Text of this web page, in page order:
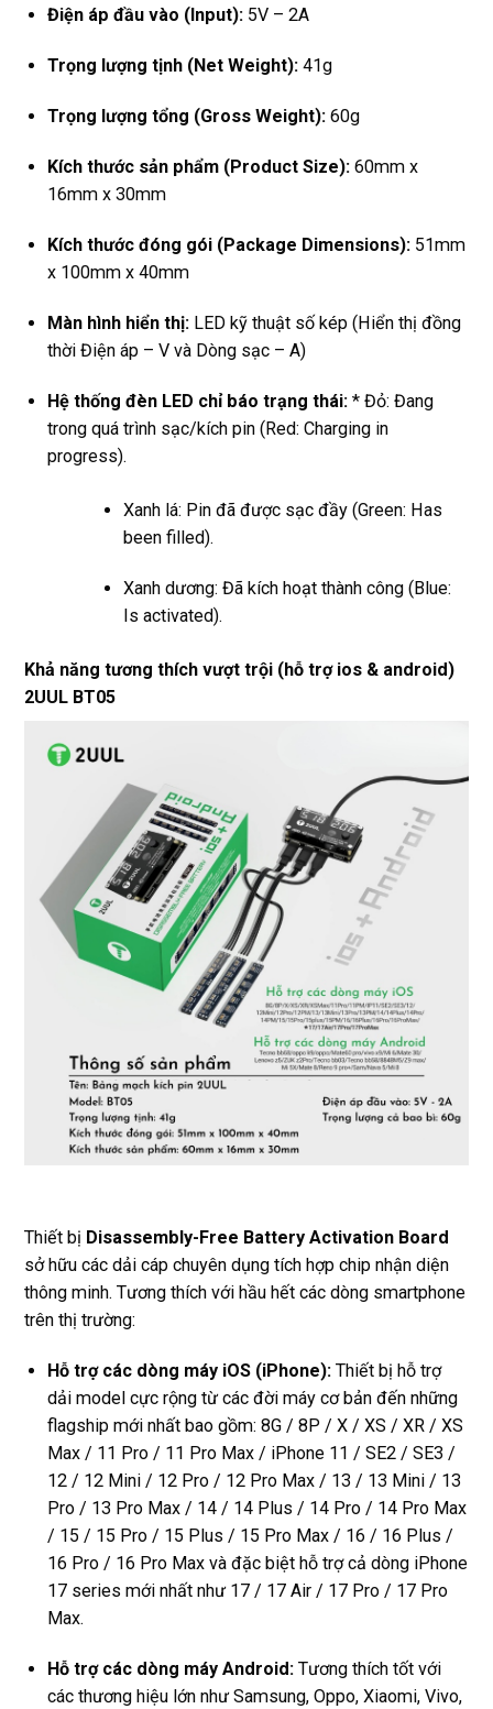
Điện áp đầu vào (Input): 5V – 2A
Trọng lượng tịnh (Net Weight): 41g
Trọng lượng tổng (Gross Weight): 60g
Kích thước sản phẩm (Product Size): 60mm x
16mm x 30mm
Kích thước đóng gói (Package Dimensions): 51mm
x 100mm x 40mm
Màn hình hiển thị: LED kỹ thuật số kép (Hiển thị đồng
thời Điện áp – V và Dòng sạc – A)
Hệ thống đèn LED chỉ báo trạng thái: * Đỏ: Đang
trong quá trình sạc/kích pin (Red: Charging in
progress).
Xanh lá: Pin đã được sạc đầy (Green: Has
been filled).
Xanh dương: Đã kích hoạt thành công (Blue:
Is activated).
Khả năng tương thích vượt trội (hỗ trợ ios & android)
2UUL BT05
Thiết bị Disassembly-Free Battery Activation Board
sở hữu các dải cáp chuyên dụng tích hợp chip nhận diện
thông minh. Tương thích với hầu hết các dòng smartphone
trên thị trường:
Hỗ trợ các dòng máy iOS (iPhone): Thiết bị hỗ trợ
dải model cực rộng từ các đời máy cơ bản đến những
flagship mới nhất bao gồm: 8G / 8P / X / XS / XR / XS
Max / 11 Pro / 11 Pro Max / iPhone 11 / SE2 / SE3 /
12 / 12 Mini / 12 Pro / 12 Pro Max / 13 / 13 Mini / 13
Pro / 13 Pro Max / 14 / 14 Plus / 14 Pro / 14 Pro Max
/ 15 / 15 Pro / 15 Plus / 15 Pro Max / 16 / 16 Plus /
16 Pro / 16 Pro Max và đặc biệt hỗ trợ cả dòng iPhone
17 series mới nhất như 17 / 17 Air / 17 Pro / 17 Pro
Max.
Hỗ trợ các dòng máy Android: Tương thích tốt với
các thương hiệu lớn như Samsung, Oppo, Xiaomi, Vivo,